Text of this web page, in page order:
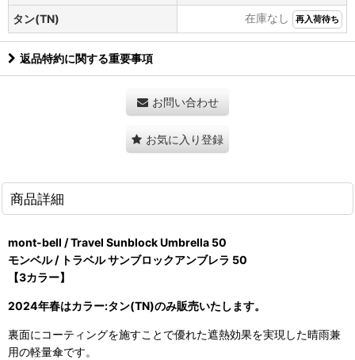
タン(TN)
在庫なし 再入荷待ち
返品特約に関する重要事項
お問い合わせ
お気に入り登録
商品詳細
mont-bell / Travel Sunblock Umbrella 50
モンベル / トラベル サンブロックアンブレラ 50
【3カラー】
2024年春はカラー:タン(TN)のみ販売いたします。
裏面にコーティングを施すことで優れた遮熱効果を実現した晴雨兼
用の軽量傘です。